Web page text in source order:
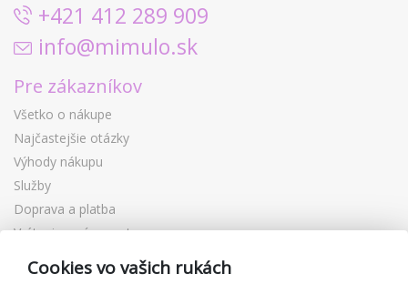
+421 412 289 909
info@mimulo.sk
Pre zákazníkov
Všetko o nákupe
Najčastejšie otázky
Výhody nákupu
Služby
Doprava a platba
Vrátenie a výmena tovaru
Reklamácia
Cookies vo vašich rukách